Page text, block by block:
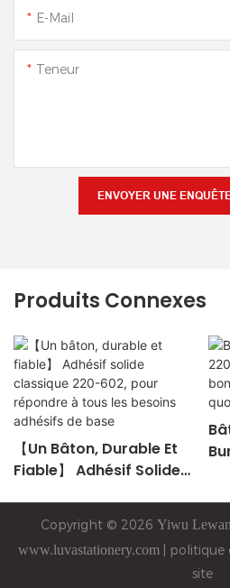
E-Mail
Teneur
ENVOYER UNE
Produits Connexes
【Un Bâton, Durable Et
Fiable】 Adhésif Solide
Besoins Adhésifs De
Base
Copyright © 2026 Yiwu
www.luvastationery.com
politique
site